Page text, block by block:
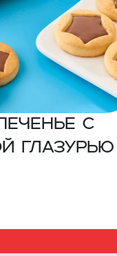
Печенье с
глазурью